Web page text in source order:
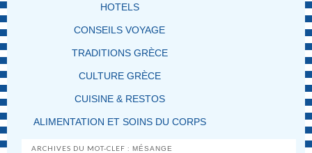
HOTELS
CONSEILS VOYAGE
TRADITIONS GRÈCE
CULTURE GRÈCE
CUISINE & RESTOS
ALIMENTATION ET SOINS DU CORPS
ARCHIVES DU MOT-CLEF :MÉSANGE